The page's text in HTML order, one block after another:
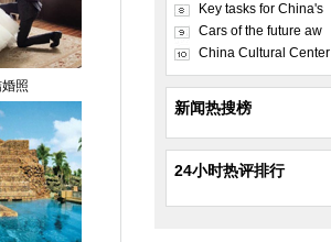
照
Key tasks for China's
Cars of the future aw
China Cultural Center
新闻热搜榜
24小时热评排行